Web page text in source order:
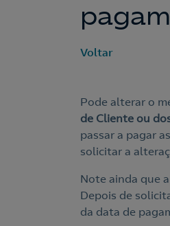
Voltar
Pode alterar o
de Cliente ou
passar a pagar
solicitar a
Note ainda que
Depois de
da data de